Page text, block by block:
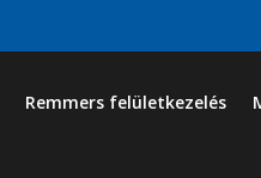
Remmers felületkezelés